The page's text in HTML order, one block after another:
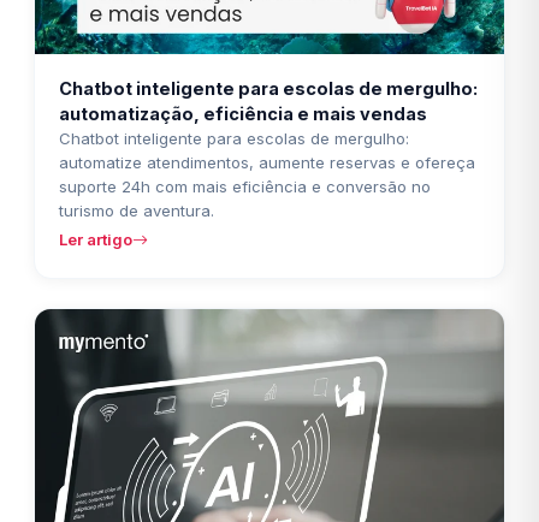
Chatbot inteligente para escolas de mergulho:
automatização, eficiência e mais vendas
Chatbot inteligente para escolas de mergulho:
automatize atendimentos, aumente reservas e ofereça
suporte 24h com mais eficiência e conversão no
turismo de aventura.
Ler artigo